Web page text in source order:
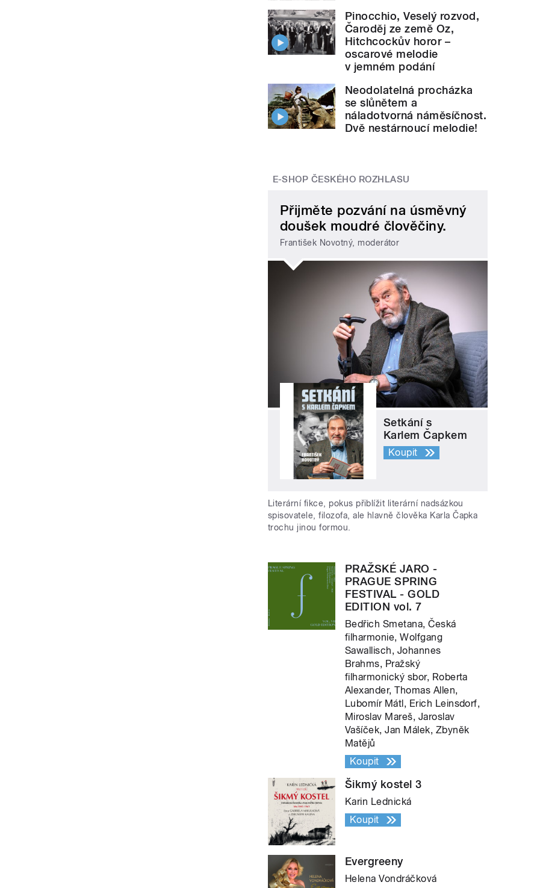
Pinocchio, Veselý rozvod,
Čaroděj ze země Oz,
Hitchcockův horor –
oscarové melodie
v jemném podání
Neodolatelná procházka
se slůnětem a
náladotvorná náměsíčnost.
Dvě nestárnoucí melodie!
E-SHOP ČESKÉHO ROZHLASU
Přijměte pozvání na úsměvný
doušek moudré člověčiny.
František Novotný, moderátor
Setkání s
Karlem Čapkem
Koupit
Literární fikce, pokus přiblížit literární nadsázkou
spisovatele, filozofa, ale hlavně člověka Karla Čapka
trochu jinou formou.
PRAŽSKÉ JARO -
PRAGUE SPRING
FESTIVAL - GOLD
EDITION vol. 7
Bedřich Smetana, Česká
filharmonie, Wolfgang
Sawallisch, Johannes
Brahms, Pražský
filharmonický sbor, Roberta
Alexander, Thomas Allen,
Lubomír Mátl, Erich Leinsdorf,
Miroslav Mareš, Jaroslav
Vašíček, Jan Málek, Zbyněk
Matějů
Koupit
Šikmý kostel 3
Karin Lednická
Koupit
Evergreeny
Helena Vondráčková